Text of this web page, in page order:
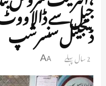
جیل سے ڈالا
ڈیجیٹل سنسرشپ
2 سال پہلے A
A